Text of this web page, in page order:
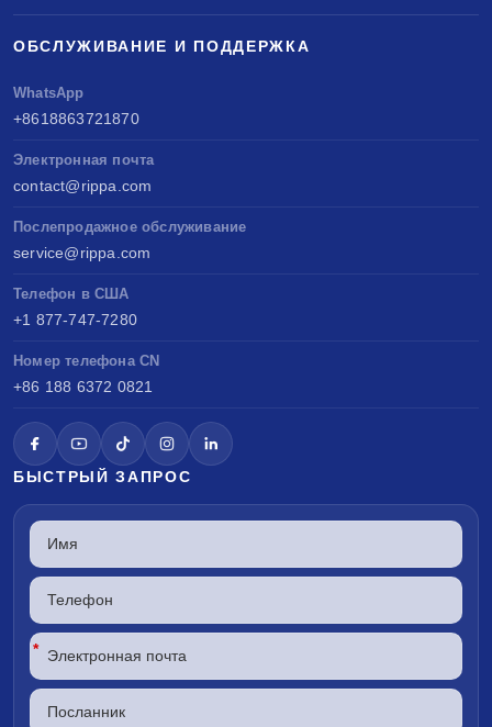
ОБСЛУЖИВАНИЕ И ПОДДЕРЖКА
WhatsApp
+8618863721870
Электронная почта
contact@rippa.com
Послепродажное обслуживание
service@rippa.com
Телефон в США
+1 877-747-7280
Номер телефона CN
+86 188 6372 0821
БЫСТРЫЙ ЗАПРОС
*